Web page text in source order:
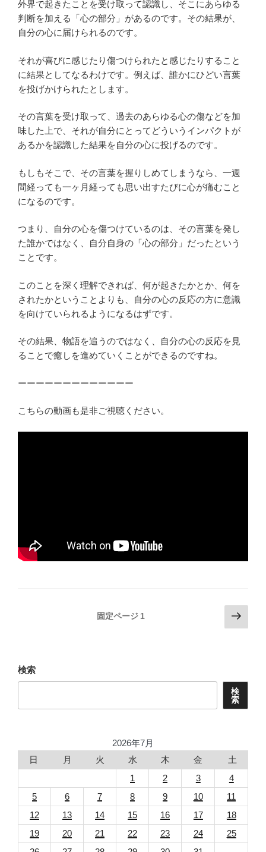
外界で起きたことを受け取って認識し、そこにあらゆる
判断を加える「心の部分」があるのです。その結果が、
自分の心に届けられるのです。
それが喜びに感じたり傷つけられたと感じたりすること
に結果としてなるわけです。例えば、誰かにひどい言葉
を投げかけられたとします。
その言葉を受け取って、過去のあらゆる心の傷などを加
味した上で、それが自分にとってどういうインパクトが
あるかを認識した結果を自分の心に投げるのです。
もしもそこで、その言葉を握りしめてしまうなら、一週
間経っても一ヶ月経っても思い出すたびに心が痛むこと
になるのです。
つまり、自分の心を傷つけているのは、その言葉を発し
た誰かではなく、自分自身の「心の部分」だったという
ことです。
このことを深く理解できれば、何が起きたかとか、何を
されたかということよりも、自分の心の反応の方に意識
を向けていられるようになるはずです。
その結果、物語を追うのではなく、自分の心の反応を見
ることで癒しを進めていくことができるのですね。
ーーーーーーーーーーーーー
こちらの動画も是非ご視聴ください。
ビ
ゲ
シ
固定ページ 1
次
の
検索
検
索
2026年7月
日
月 火 水 木 金
土
1
2 3
4
5
6 7 8 9 10
11
12
13 14 15 16 17
18
19
20 21 22 23 24
25